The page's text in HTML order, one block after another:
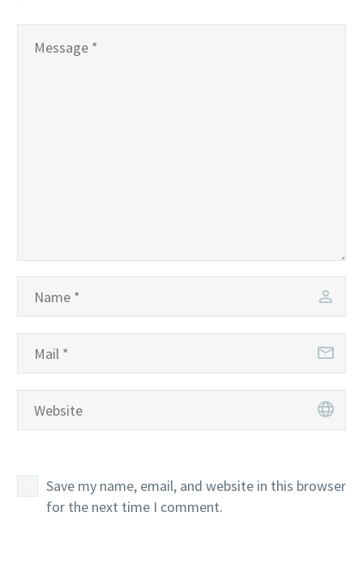
Save my name, email, and website in this browser
for the next time I comment.